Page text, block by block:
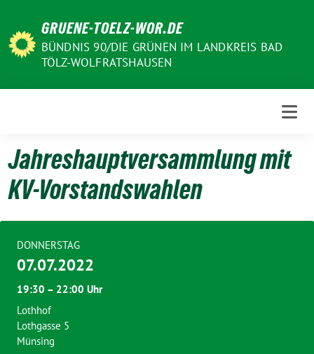
zum
Inhalt
GRUENE-TOELZ-WOR.DE
BÜNDNIS 90/DIE GRÜNEN IM LANDKREIS BAD
TÖLZ-WOLFRATSHAUSEN
Jahreshauptversammlung mit
KV-Vorstandswahlen
DONNERSTAG
07.07.2022
19:30 – 22:00 Uhr
Lothhof
Lothgasse 5
Münsing